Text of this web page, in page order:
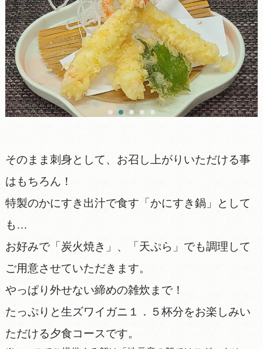
そのまま刺身として、お召し上がりいただける事
はもちろん！
特製のかにすき出汁で食す「かにすき鍋」として
も…
お好みで「炭火焼き」、「天ぷら」でも調理して
ご用意させていただきます。
やっぱり外せない締めの雑炊まで！
たっぷりと生ズワイガニ１．５杯分をお楽しみい
ただける夕食コースです。